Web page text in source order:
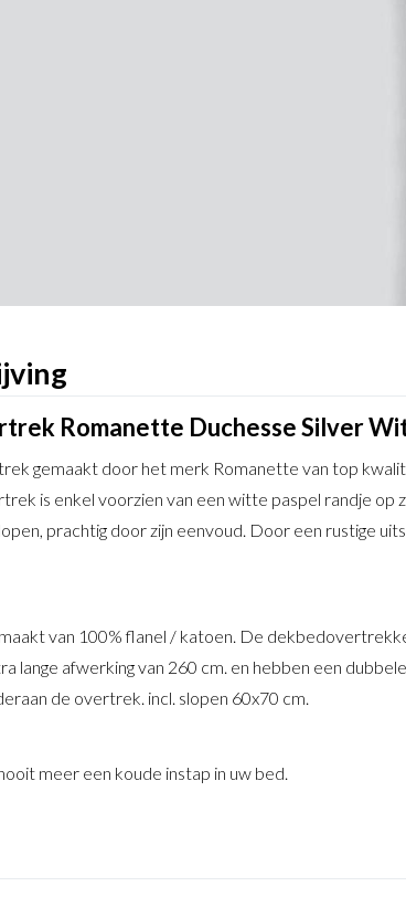
Romanette Duchesse Silver
gemaakt door het merk Romanette van top
is enkel voorzien van een witte paspel randje op
prachtig door zijn eenvoud. Door een rustige
van 100% flanel / katoen. De
lange afwerking van 260 cm. en hebben een
de overtrek. incl. slopen 60x70 cm.
meer een koude instap in uw bed.